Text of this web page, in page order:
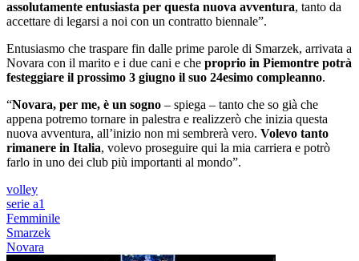
assolutamente entusiasta per questa nuova avventura, tanto da
accettare di legarsi a noi con un contratto biennale”.
Entusiasmo che traspare fin dalle prime parole di Smarzek, arrivata a
Novara con il marito e i due cani e che proprio in Piemontre potrà
festeggiare il prossimo 3 giugno il suo 24esimo compleanno.
“Novara, per me, è un sogno – spiega – tanto che so già che
appena potremo tornare in palestra e realizzerò che inizia questa
nuova avventura, all’inizio non mi sembrerà vero. Volevo tanto
rimanere in Italia, volevo proseguire qui la mia carriera e potrò
farlo in uno dei club più importanti al mondo”.
volley
serie a1
Femminile
Smarzek
Novara